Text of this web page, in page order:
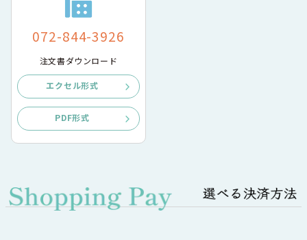
072-844-3926
注文書ダウンロード
エクセル形式
PDF形式